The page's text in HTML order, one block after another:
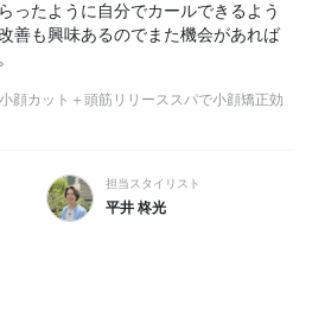
ったように自分でカールできるよう
善も興味あるのでまた機会があれば
小顔カット＋頭筋リリーススパで小顔矯正効
担当スタイリスト
平井 柊光